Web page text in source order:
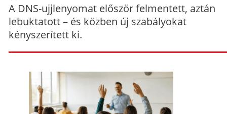
A DNS-ujjlenyomat először felmentett, aztán
lebuktatott – és közben új szabályokat
kényszerített ki.